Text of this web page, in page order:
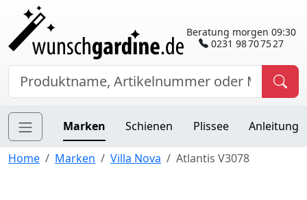
Beratung morgen 09:30
0231 98 70 75 27
Marken Schienen Plissee Anleitung
Home Marken Villa Nova Atlantis V3078